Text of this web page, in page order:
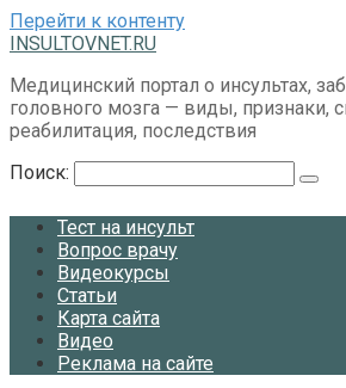
Перейти к контенту
INSULTOVNET.RU
Медицинский портал о инсультах,
головного мозга — виды, признаки,
реабилитация, последствия
Поиск:
Тест на инсульт
Вопрос врачу
Видеокурсы
Статьи
Карта сайта
Видео
Реклама на сайте